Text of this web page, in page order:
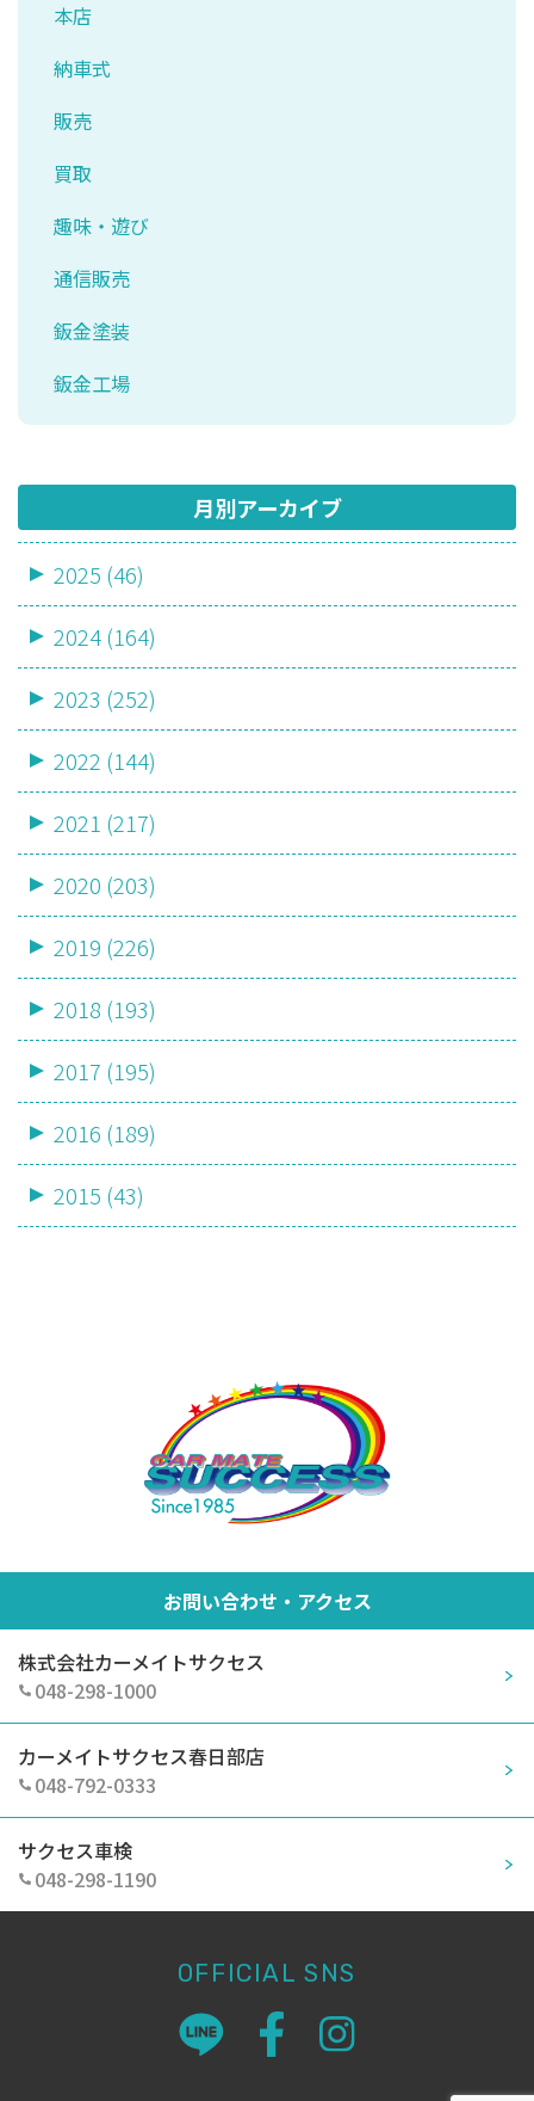
本店
納車式
販売
買取
趣味・遊び
通信販売
鈑金塗装
鈑金工場
月別アーカイブ
2025 (46)
2024 (164)
2023 (252)
2022 (144)
2021 (217)
2020 (203)
2019 (226)
2018 (193)
2017 (195)
2016 (189)
2015 (43)
お問い合わせ・アクセス
株式会社カーメイトサクセス
048-298-1000
カーメイトサクセス春日部店
048-792-0333
サクセス車検
048-298-1190
OFFICIAL SNS